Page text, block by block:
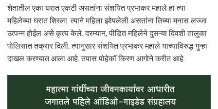
शेतातील एका घरात एकटी असतांना संशयित प्रभाकर महाले हा त्या
महिलेच्या घरात शिरला. त्याने महिला झोपलेली असतांना तिच्या मनास लज्जा
उत्पन्न होईल असे कृत्य केले. दरम्यान, पीडित महिलेने दुसऱ्या दिवशी तालुका
पोलिसात तक्रार दिली. त्यानुसार संशयित प्रभाकर महाले याच्याविरुद्ध गुन्हा
दाखल करण्यात आला आहे. तपास पोहेकॉ किरण आगोने करीत आहे.